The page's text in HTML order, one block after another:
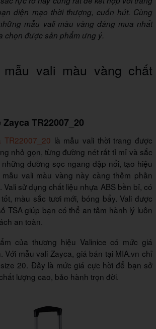
diện mạo thời thượng, cuốn hút. Cùng
mẫu vali màu vàng đáng mua nhất
chọn được sản phẩm ưng ý.
mẫu vali màu vàng chất
TR22007_20
TR22007_20 là mẫu vali thời trang được
nhỏ gọn, từng đường nét rất tỉ mỉ và sắc
đường sọc ngang dập nổi, tạo hiệu
vali màu vàng này càng thêm phần
Vali sử dụng chất liệu nhựa ABS bền bỉ, có
màu sắc tươi mới, bóng bẩy. Vali được
TSA giúp bạn có thể an tâm hành lý luôn
an toàn.
của thương hiệu Valinice có mức giá
Với mẫu vali Zayca, giá bán tại MIA.vn chỉ
20. Đây là mức giá cực hời để bạn sở
lượng cao, bảo hành trọn đời.